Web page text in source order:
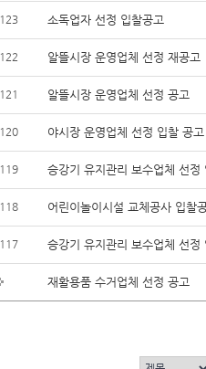
123 소독업자 선정 입찰공고
122 알뜰시장 운영업체 선정 재공고
121 알뜰시장 운영업체 선정 공고
120 야시장 운영업체 선정 입찰 공고
119 승강기 유지관리 보수업체 선정
118 어린이놀이시설 교체공사 입찰
117 승강기 유지관리 보수업체 선정
재활용품 수거업체 선정 공고